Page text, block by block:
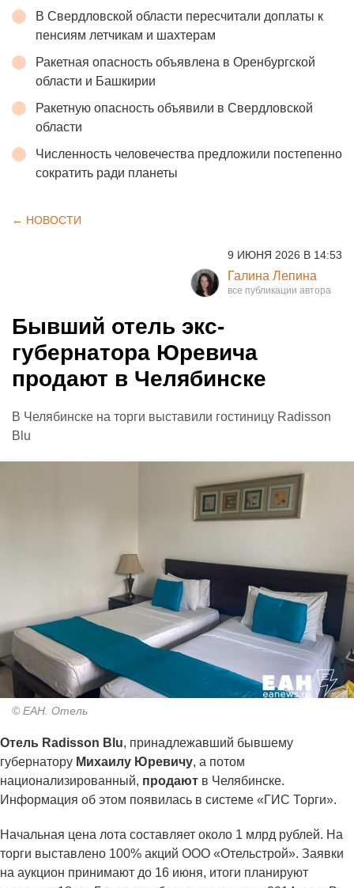
В Свердловской области пересчитали доплаты к
пенсиям летчикам и шахтерам
Ракетная опасность объявлена в Оренбургской
области и Башкирии
Ракетную опасность объявили в Свердловской
области
Численность человечества предложили постепенно
сократить ради планеты
← НОВОСТИ
9 ИЮНЯ 2026 В 14:53
Галина Лепина
Бывший отель экс-
губернатора Юревича
продают в Челябинске
В Челябинске на торги выставили гостиницу Radisson
Blu
© ЕАН. Отель
Отель Radisson Blu, принадлежавший бывшему
губернатору Михаилу Юревичу, а потом
национализированный, продают в Челябинске.
Информация об этом появилась в системе «ГИС Торги».
Начальная цена лота составляет около 1 млрд рублей. На
торги выставлено 100% акций ООО «Отельстрой». Заявки
на аукцион принимают до 16 июня, итоги планируют